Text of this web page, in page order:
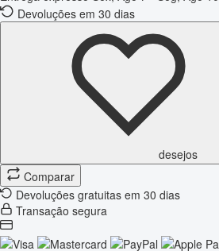
Devoluções em 30 dias
desejos
Comparar
Devoluções gratuitas em 30 dias
Transação segura